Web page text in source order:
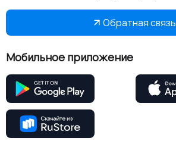
Обратная связь
Мобильное приложение